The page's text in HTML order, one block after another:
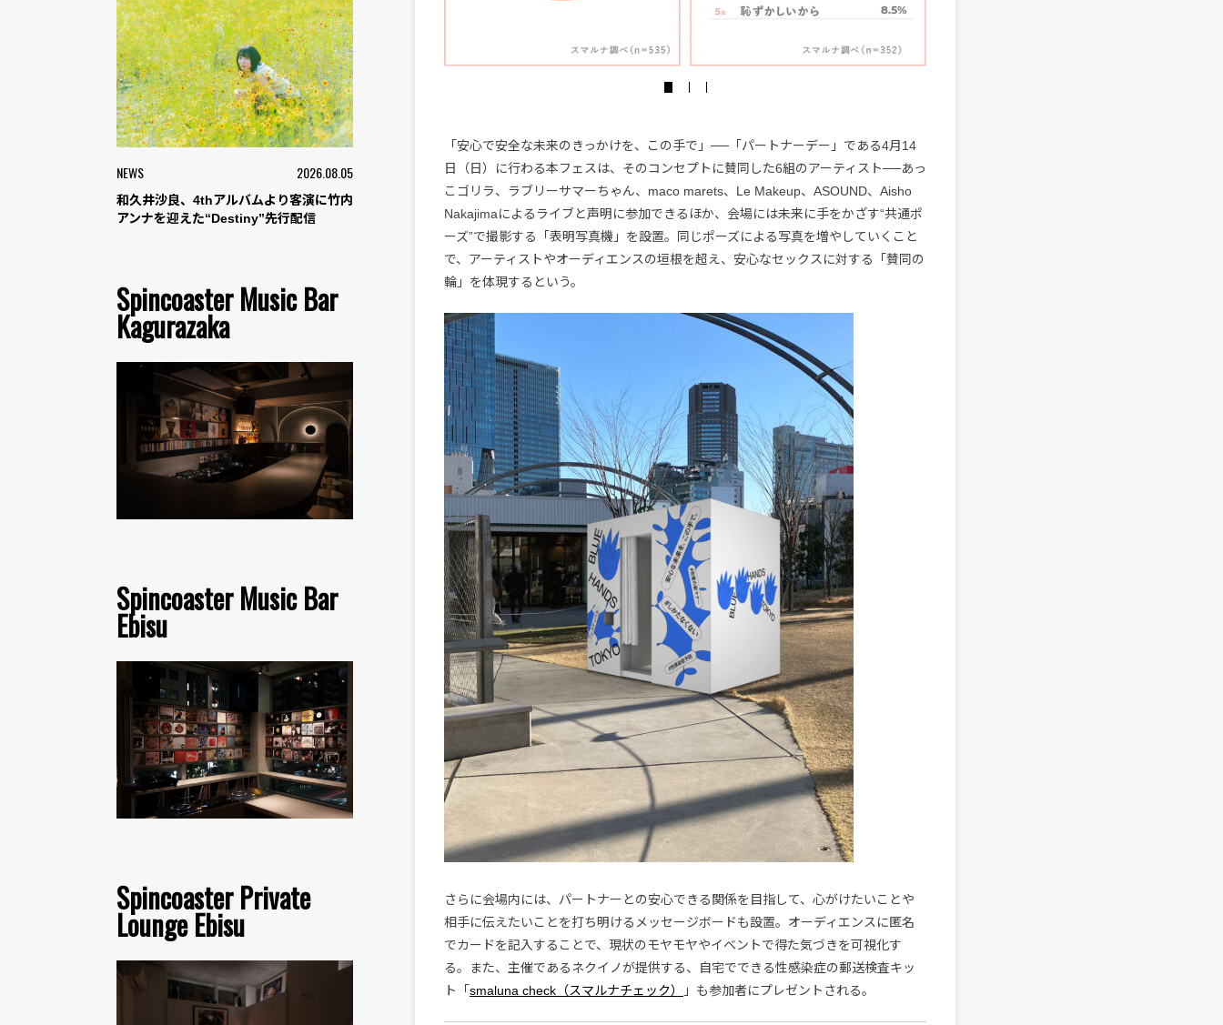
NEWS 2026.08.05
和久井沙良、4thアルバムより客演に竹内
アンナを迎えた“Destiny”先行配信
Spincoaster Music Bar
Kagurazaka
Spincoaster Music Bar
Ebisu
Spincoaster Private
Lounge Ebisu
「安心で安全な未来のきっかけを、この手で」──「パートナーデー」である4月14
日（日）に行わる本フェスは、そのコンセプトに賛同した6組のアーティスト──あっ
こゴリラ、ラブリーサマーちゃん、maco marets、Le Makeup、ASOUND、Aisho
Nakajimaによるライブと声明に参加できるほか、会場には未来に手をかざす“共通ポ
ーズ”で撮影する「表明写真機」を設置。同じポーズによる写真を増やしていくこと
で、アーティストやオーディエンスの垣根を超え、安心なセックスに対する「賛同の
輪」を体現するという。
さらに会場内には、パートナーとの安心できる関係を目指して、心がけたいことや
相手に伝えたいことを打ち明けるメッセージボードも設置。オーディエンスに匿名
でカードを記入することで、現状のモヤモヤやイベントで得た気づきを可視化す
る。また、主催であるネクイノが提供する、自宅でできる性感染症の郵送検査キッ
ト「 smaluna check（スマルナチェック） 」も参加者にプレゼントされる。